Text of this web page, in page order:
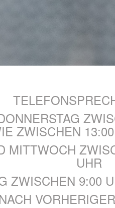
ZWISCHEN
MITTWOCH
UHR
ZWISCHEN 9:00